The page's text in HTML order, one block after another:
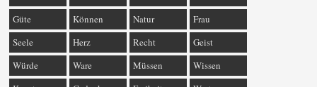
Güte
Können Natur
Frau
Seele
Herz Recht
Geist
Würde
Ware Müssen
Wissen